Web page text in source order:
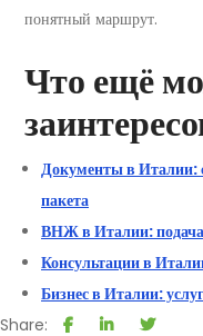
понятный маршрут.
Что ещё
Документы в Италии:
пакета
ВНЖ в Италии:
Консультации в
Бизнес в Италии:
Share: